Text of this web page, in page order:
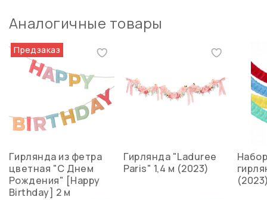
Аналогичные товары
Предзаказ
Гирлянда из фетра
цветная "С Днем
Рождения" [Happy
Birthday] 2 м
Гирлянда "Laduree
Paris" 1,4 м (2023)